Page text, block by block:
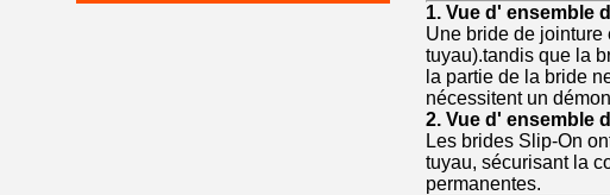
1. Vue d' ensemble
Une bride de jointure
tuyau).tandis que la
la partie de la bride
nécessitent un
2. Vue d' ensemble
Les brides Slip-On
tuyau, sécurisant la
permanentes.